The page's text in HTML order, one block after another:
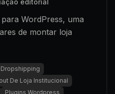
editorial
WordPress, uma
de montar loja
Dropshipping
De Loja Institucional
Plugins Wordpress